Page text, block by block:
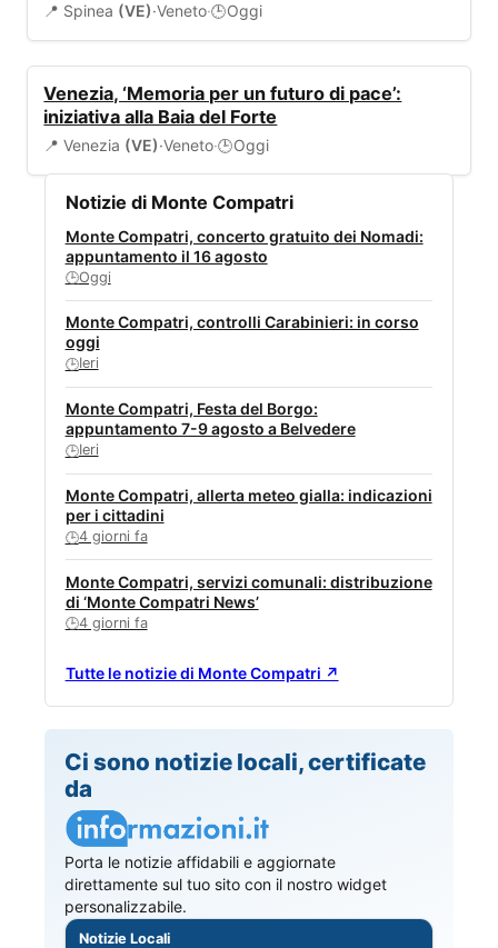
📍 Spinea (VE)·Veneto·🕒Oggi
Venezia, ‘Memoria per un futuro di pace’:
iniziativa alla Baia del Forte
📍 Venezia (VE)·Veneto·🕒Oggi
Notizie di Monte Compatri
Monte Compatri, concerto gratuito dei Nomadi:
appuntamento il 16 agosto
🕒Oggi
Monte Compatri, controlli Carabinieri: in corso
oggi
🕒Ieri
Monte Compatri, Festa del Borgo:
appuntamento 7-9 agosto a Belvedere
🕒Ieri
Monte Compatri, allerta meteo gialla: indicazioni
per i cittadini
🕒4 giorni fa
Monte Compatri, servizi comunali: distribuzione
di ‘Monte Compatri News’
🕒4 giorni fa
Tutte le notizie di Monte Compatri ↗
Ci sono notizie locali, certificate
da
Porta le notizie affidabili e aggiornate
direttamente sul tuo sito con il nostro widget
personalizzabile.
Notizie Locali